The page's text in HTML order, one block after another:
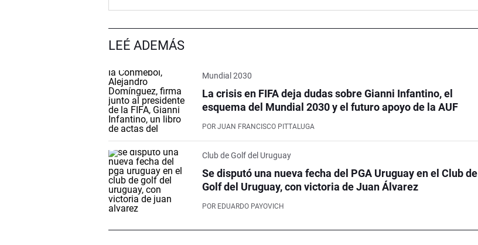
LEÉ ADEMÁS
Mundial 2030
La crisis en FIFA deja dudas sobre Gianni Infantino, el
esquema del Mundial 2030 y el futuro apoyo de la AUF
POR JUAN FRANCISCO PITTALUGA
Club de Golf del Uruguay
Se disputó una nueva fecha del PGA Uruguay en el Club de
Golf del Uruguay, con victoria de Juan Álvarez
POR EDUARDO PAYOVICH